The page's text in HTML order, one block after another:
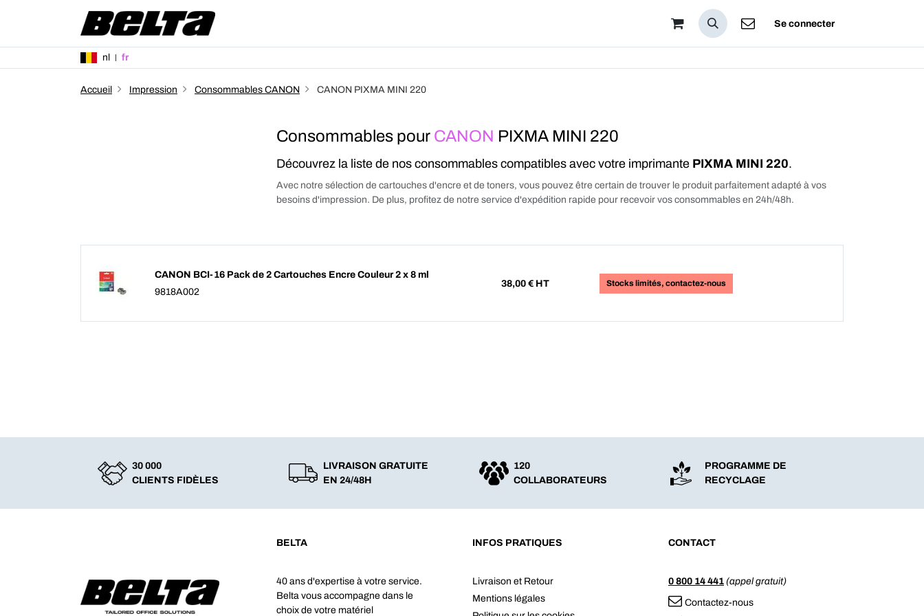
Se connecter
nl fr
Accueil Impression Consommables CANON CANON PIXMA MINI 220
Consommables pour CANON PIXMA MINI 220
Découvrez la liste de nos consommables compatibles avec votre imprimante PIXMA MINI 220.
Avec notre sélection de cartouches d'encre et de toners, vous pouvez être certain de trouver le produit parfaitement adapté à vos
besoins d'impression. De plus, profitez de notre service d'expédition rapide pour recevoir vos consommables en 24h/48h.
CANON BCI-16 Pack de 2 Cartouches Encre Couleur 2 x 8 ml
9818A002
38,00 € HT Stocks limités, contactez-nous
30 000
CLIENTS FIDÈLES
LIVRAISON GRATUITE
EN 24/48H
120
COLLABORATEURS
PROGRAMME DE
RECYCLAGE
BELTA
40 ans d'expertise à votre service.
Belta vous accompagne dans le
choix de votre matériel
INFOS PRATIQUES
Livraison et Retour
Mentions légales
CONTACT
0 800 14 441 (appel gratuit)
Contactez-nous